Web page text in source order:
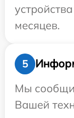
месяцев.
5
Мы
Вашей